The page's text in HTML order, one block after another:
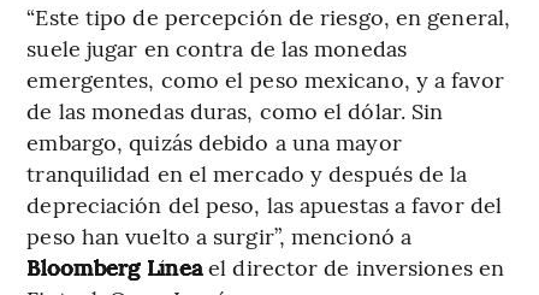
“Este tipo de percepción de riesgo, en general,
suele jugar en contra de las monedas
emergentes, como el peso mexicano, y a favor
de las monedas duras, como el dólar. Sin
embargo, quizás debido a una mayor
tranquilidad en el mercado y después de la
depreciación del peso, las apuestas a favor del
peso han vuelto a surgir”, mencionó a
Bloomberg Líneael director de inversiones en